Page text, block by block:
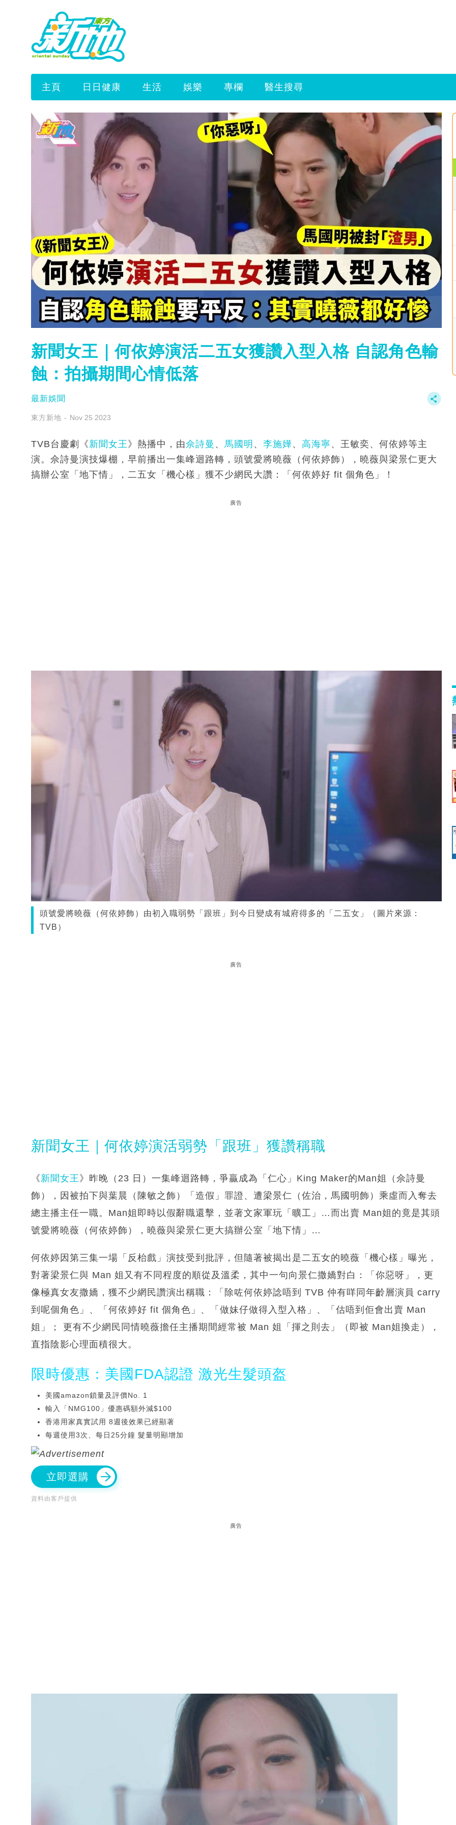
主頁 日日健康 生活 娛樂 專欄 醫生搜尋
新聞女王｜何依婷演活二五女獲讚入型入格 自認角色輸
蝕：拍攝期間心情低落
最新娛聞
東方新地 Nov 25 2023
TVB台慶劇《新聞女王》熱播中，由佘詩曼 、 馬國明 、 李施嬅、 高海寧、王敏奕、何依婷等主
演。佘詩曼演技爆棚，早前播出一集峰迴路轉，頭號愛將曉薇（何依婷飾），曉薇與梁景仁更大
搞辦公室「地下情」，二五女「機心樣」獲不少網民大讚：「何依婷好 fit 個角色」！
廣告
頭號愛將曉薇（何依婷飾）由初入職弱勢「跟班」到今日變成有城府得多的「二五女」（圖片來源：
TVB）
廣告
新聞女王｜何依婷演活弱勢「跟班」獲讚稱職
《新聞女王 》昨晚（23 日）一集峰迴路轉，爭贏成為「仁心」King Maker的Man姐（佘詩曼
飾），因被拍下與葉晨（陳敏之飾）「造假」罪證、遭梁景仁（佐治，馬國明飾）乘虛而入奪去
總主播主任一職。Man姐即時以假辭職還擊，並著文家軍玩「曠工」…而出賣 Man姐的竟是其頭
號愛將曉薇（何依婷飾），曉薇與梁景仁更大搞辦公室「地下情」…
何依婷因第三集一場「反枱戲」演技受到批評，但隨著被揭出是二五女的曉薇「機心樣」曝光，
對著梁景仁與 Man 姐又有不同程度的順從及溫柔，其中一句向景仁撒嬌對白：「你惡呀」，更
像極真女友撒嬌，獲不少網民讚演出稱職：「除咗何依婷諗唔到 TVB 仲有咩同年齡層演員 carry
到呢個角色」、「何依婷好 fit 個角色」、「做妹仔做得入型入格」、「估唔到佢會出賣 Man
姐」； 更有不少網民同情曉薇擔任主播期間經常被 Man 姐「揮之則去」（即被 Man姐換走），
直指陰影心理面積很大。
限時優惠：美國FDA認證 激光生髮頭盔
美國amazon鎖量及評價No. 1
輸入「NMG100」優惠碼額外減$100
香港用家真實試用 8週後效果已經顯著
每週使用3次、每日25分鐘 髮量明顯增加
立即選購
資料由客戶提供
廣告